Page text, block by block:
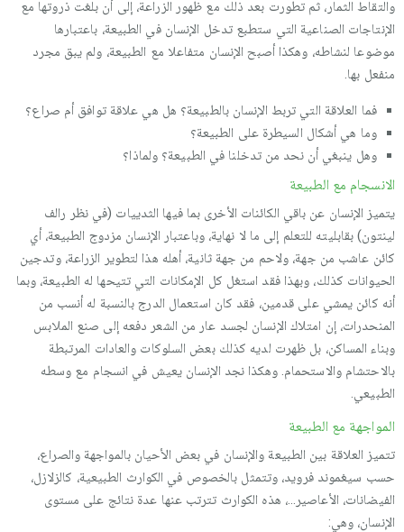
والتقاط الثمار، ثم تطورت بعد ذلك مع ظهور الزراعة، إلى أن بلغت ذروتها مع
الإنتاجات الصناعية التي ستطبع تدخل الإنسان في الطبيعة، باعتبارها
موضوعا لنشاطه، وهكذا أصبح الإنسان متفاعلا مع الطبيعة، ولم يبق مجرد
منفعل بها.
فما العلاقة التي تربط الإنسان بالطبيعة؟ هل هي علاقة توافق أم صراع؟
وما هي أشكال السيطرة على الطبيعة؟
وهل ينبغي أن نحد من تدخلنا في الطبيعة؟ ولماذا؟
الانسجام مع الطبيعة
يتميز الإنسان عن باقي الكائنات الأخرى بما فيها الثدييات (في نظر رالف
لينتون) بقابليته للتعلم إلى ما لا نهاية، وباعتبار الإنسان مزدوج الطبيعة، أي
كائن عاشب من جهة، ولاحم من جهة ثانية، أهله هذا لتطوير الزراعة، وتدجين
الحيوانات كذلك، وبهذا فقد استغل كل الإمكانات التي تتيحها له الطبيعة، وبما
أنه كائن يمشي على قدمين، فقد كان استعمال الدرج بالنسبة له أنسب من
المنحدرات، إن امتلاك الإنسان لجسد عار من الشعر دفعه إلى صنع الملابس
وبناء المساكن، بل ظهرت لديه كذلك بعض السلوكات والعادات المرتبطة
بالاحتشام والاستحمام. وهكذا نجد الإنسان يعيش في انسجام مع وسطه
الطبيعي.
المواجهة مع الطبيعة
تتميز العلاقة بين الطبيعة والإنسان في بعض الأحيان بالمواجهة والصراع،
حسب سيغموند فرويد، وتتمثل بالخصوص في الكوارث الطبيعية، كالزلازل،
الفيضانات، الأعاصير…، هذه الكوارث تترتب عنها عدة نتائج على مستوى
الإنسان، وهي: